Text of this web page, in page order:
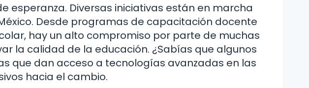
esperanza. Diversas iniciativas están en marcha
Desde programas de capacitación docente
hay un alto compromiso por parte de muchas
la calidad de la educación. ¿Sabías que algunos
que dan acceso a tecnologías avanzadas en las
hacia el cambio.